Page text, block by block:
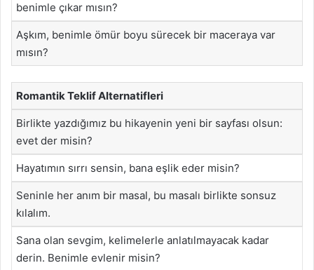
benimle çıkar mısın?
Aşkım, benimle ömür boyu sürecek bir maceraya var
mısın?
Romantik Teklif Alternatifleri
Birlikte yazdığımız bu hikayenin yeni bir sayfası olsun:
evet der misin?
Hayatımın sırrı sensin, bana eşlik eder misin?
Seninle her anım bir masal, bu masalı birlikte sonsuz
kılalım.
Sana olan sevgim, kelimelerle anlatılmayacak kadar
derin. Benimle evlenir misin?